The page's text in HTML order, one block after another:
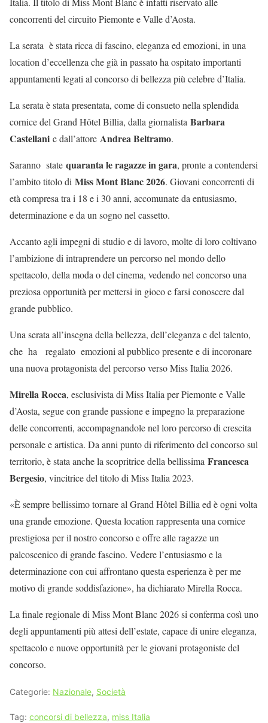
concorrenti del circuito Piemonte e Valle d’Aosta.
La serata è stata ricca di fascino, eleganza ed emozioni, in una
location d’eccellenza che già in passato ha ospitato importanti
appuntamenti legati al concorso di bellezza più celebre d’Italia.
La serata è stata presentata, come di consueto nella splendida
cornice del Grand Hôtel Billia, dalla giornalista Barbara
Castellani e dall’attore Andrea Beltramo.
Saranno state quaranta le ragazze in gara, pronte a contendersi
l’ambito titolo di Miss Mont Blanc 2026. Giovani concorrenti di
età compresa tra i 18 e i 30 anni, accomunate da entusiasmo,
determinazione e da un sogno nel cassetto.
Accanto agli impegni di studio e di lavoro, molte di loro coltivano
l’ambizione di intraprendere un percorso nel mondo dello
spettacolo, della moda o del cinema, vedendo nel concorso una
preziosa opportunità per mettersi in gioco e farsi conoscere dal
grande pubblico.
Una serata all’insegna della bellezza, dell’eleganza e del talento,
che ha regalato emozioni al pubblico presente e di incoronare
una nuova protagonista del percorso verso Miss Italia 2026.
Mirella Rocca, esclusivista di Miss Italia per Piemonte e Valle
d’Aosta, segue con grande passione e impegno la preparazione
delle concorrenti, accompagnandole nel loro percorso di crescita
personale e artistica. Da anni punto di riferimento del concorso sul
territorio, è stata anche la scopritrice della bellissima Francesca
Bergesio, vincitrice del titolo di Miss Italia 2023.
«È sempre bellissimo tornare al Grand Hôtel Billia ed è ogni volta
una grande emozione. Questa location rappresenta una cornice
prestigiosa per il nostro concorso e offre alle ragazze un
palcoscenico di grande fascino. Vedere l’entusiasmo e la
determinazione con cui affrontano questa esperienza è per me
motivo di grande soddisfazione», ha dichiarato Mirella Rocca.
La finale regionale di Miss Mont Blanc 2026 si conferma così uno
degli appuntamenti più attesi dell’estate, capace di unire eleganza,
spettacolo e nuove opportunità per le giovani protagoniste del
concorso.
Categorie: Nazionale, Società
Tag: concorsi di bellezza, miss Italia